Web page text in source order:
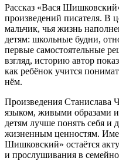
Рассказ «Вася
произведений писателя.
мальчик, чья жизнь
детям: школьные будни,
первые самостоятельные
взгляд, историю автор
как ребёнок учится
нём.
Произведения Станислава
языком, живыми образами
детям лучше понять себя и
жизненным ценностям.
Шишковский» остаётся
и прослушивания в